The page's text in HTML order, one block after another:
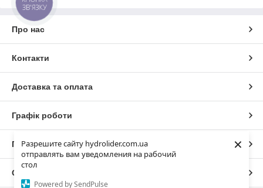
Разрешите сайту hydrolider.com.ua
отправлять вам уведомления на рабочий
стол
Powered by SendPulse
×
Про нас
Контакти
Доставка та оплата
Графік роботи
Повна версія сайту
Сайт створено на маркетплейсі
ЗВ'ЯЗКУ